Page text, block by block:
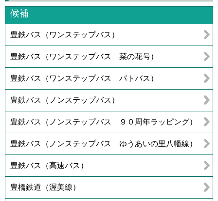
候補
豊鉄バス（ワンステップバス）
豊鉄バス（ワンステップバス 菜の花号）
豊鉄バス（ワンステップバス パトバス）
豊鉄バス（ノンステップバス）
豊鉄バス（ノンステップバス ９０周年ラッピング）
豊鉄バス（ノンステップバス ゆうあいの里八幡線）
豊鉄バス（高速バス）
豊橋鉄道（渥美線）